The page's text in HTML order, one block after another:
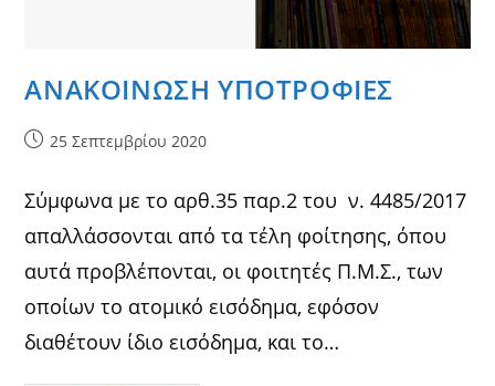
ΑΝΑΚΟΙΝΩΣΗ ΥΠΟΤΡΟΦΙΕΣ
Post25 Σεπτεμβρίου 2020
Σύμφωνα με το αρθ.35 παρ.2 του ν. 4485/2017
απαλλάσσονται από τα τέλη φοίτησης, όπου
αυτά προβλέπονται, οι φοιτητές Π.Μ.Σ., των
οποίων το ατομικό εισόδημα, εφόσον
διαθέτουν ίδιο εισόδημα, και το…